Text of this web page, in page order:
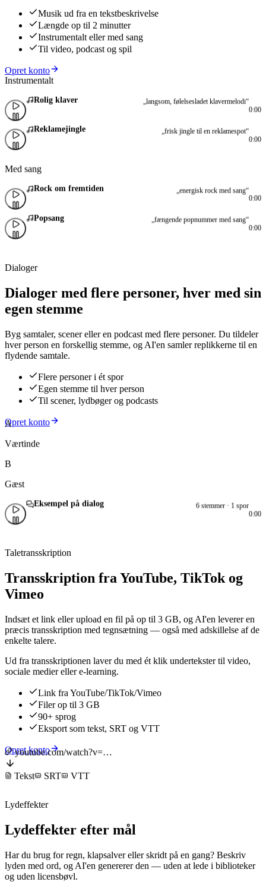
Musik ud fra en tekstbeskrivelse
Længde op til 2 minutter
Instrumentalt eller med sang
Til video, podcast og spil
Opret konto
Instrumentalt
Rolig klaver
„langsom, følelsesladet klavermelodi“
0:00
Reklamejingle
„frisk jingle til en reklamespot“
0:00
Med sang
Rock om fremtiden
„energisk rock med sang“
0:00
Popsang
„fængende popnummer med sang“
0:00
Dialoger
Dialoger med flere personer, hver med sin
egen stemme
Byg samtaler, scener eller en podcast med flere personer. Du tildeler
hver person en forskellig stemme, og AI'en samler replikkerne til en
flydende samtale.
Flere personer i ét spor
Egen stemme til hver person
Til scener, lydbøger og podcasts
Opret konto
A
Værtinde
B
Gæst
Eksempel på dialog
6 stemmer · 1 spor
0:00
Taletransskription
Transskription fra YouTube, TikTok og
Vimeo
Indsæt et link eller upload en fil på op til 3 GB, og AI'en leverer en
præcis transskription med tegnsætning — også med adskillelse af de
enkelte talere.
Ud fra transskriptionen laver du med ét klik undertekster til video,
sociale medier eller e-learning.
Link fra YouTube/TikTok/Vimeo
Filer op til 3 GB
90+ sprog
Eksport som tekst, SRT og VTT
Opret konto
youtube.com/watch?v=…
Tekst SRT VTT
Lydeffekter
Lydeffekter efter mål
Har du brug for regn, klapsalver eller skridt på en gang? Beskriv
lyden med ord, og AI'en genererer den — uden at lede i biblioteker
og uden licensbøvl.